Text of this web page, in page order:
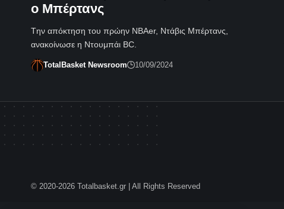
ο Μπέρτανς
Tην απόκτηση του πρώην ΝΒΑer, Ντάβις Μπέρτανς,
ανακοίνωσε η Ντουμπάι BC.
TotalBasket Newsroom 10/09/2024
© 2020-2026 Totalbasket.gr | All Rights Reserved